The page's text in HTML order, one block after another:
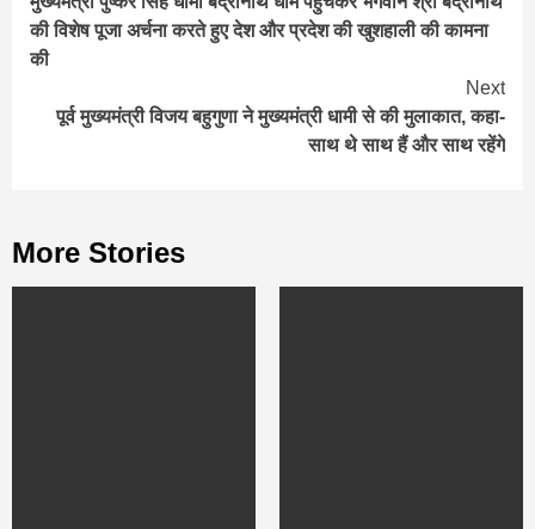
Reading
की विशेष पूजा अर्चना करते हुए देश और प्रदेश की खुशहाली की कामना
की
Next
पूर्व मुख्यमंत्री विजय बहुगुणा ने मुख्यमंत्री धामी से की मुलाकात, कहा-
साथ थे साथ हैं और साथ रहेंगे
More Stories